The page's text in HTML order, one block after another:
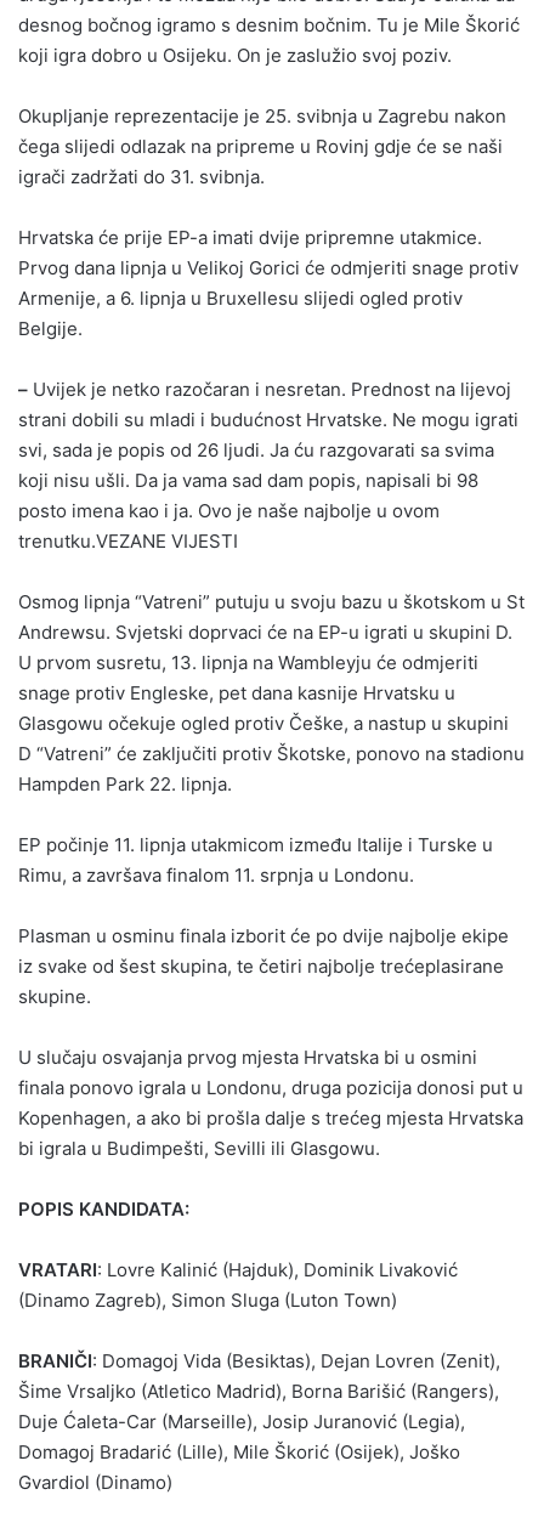
desnog bočnog igramo s desnim bočnim. Tu je Mile Škorić
koji igra dobro u Osijeku. On je zaslužio svoj poziv.
Okupljanje reprezentacije je 25. svibnja u Zagrebu nakon
čega slijedi odlazak na pripreme u Rovinj gdje će se naši
igrači zadržati do 31. svibnja.
Hrvatska će prije EP-a imati dvije pripremne utakmice.
Prvog dana lipnja u Velikoj Gorici će odmjeriti snage protiv
Armenije, a 6. lipnja u Bruxellesu slijedi ogled protiv
Belgije.
– Uvijek je netko razočaran i nesretan. Prednost na lijevoj
strani dobili su mladi i budućnost Hrvatske. Ne mogu igrati
svi, sada je popis od 26 ljudi. Ja ću razgovarati sa svima
koji nisu ušli. Da ja vama sad dam popis, napisali bi 98
posto imena kao i ja. Ovo je naše najbolje u ovom
trenutku.VEZANE VIJESTI
Osmog lipnja “Vatreni” putuju u svoju bazu u škotskom u St
Andrewsu. Svjetski doprvaci će na EP-u igrati u skupini D.
U prvom susretu, 13. lipnja na Wambleyju će odmjeriti
snage protiv Engleske, pet dana kasnije Hrvatsku u
Glasgowu očekuje ogled protiv Češke, a nastup u skupini
D “Vatreni” će zaključiti protiv Škotske, ponovo na stadionu
Hampden Park 22. lipnja.
EP počinje 11. lipnja utakmicom između Italije i Turske u
Rimu, a završava finalom 11. srpnja u Londonu.
Plasman u osminu finala izborit će po dvije najbolje ekipe
iz svake od šest skupina, te četiri najbolje trećeplasirane
skupine.
U slučaju osvajanja prvog mjesta Hrvatska bi u osmini
finala ponovo igrala u Londonu, druga pozicija donosi put u
Kopenhagen, a ako bi prošla dalje s trećeg mjesta Hrvatska
bi igrala u Budimpešti, Sevilli ili Glasgowu.
POPIS KANDIDATA:
VRATARI: Lovre Kalinić (Hajduk), Dominik Livaković
(Dinamo Zagreb), Simon Sluga (Luton Town)
BRANIČI: Domagoj Vida (Besiktas), Dejan Lovren (Zenit),
Šime Vrsaljko (Atletico Madrid), Borna Barišić (Rangers),
Duje Ćaleta-Car (Marseille), Josip Juranović (Legia),
Domagoj Bradarić (Lille), Mile Škorić (Osijek), Joško
Gvardiol (Dinamo)